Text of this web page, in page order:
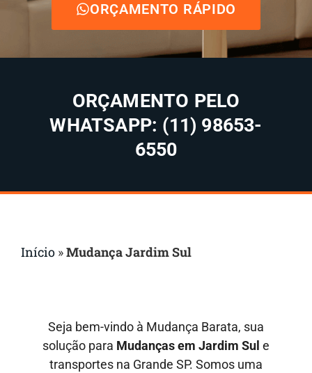
ORÇAMENTO RÁPIDO
ORÇAMENTO PELO
WHATSAPP: (11) 98653-
6550
Início »Mudança Jardim Sul
Seja bem-vindo à Mudança Barata, sua
solução para Mudanças em Jardim Sul e
transportes na Grande SP. Somos uma